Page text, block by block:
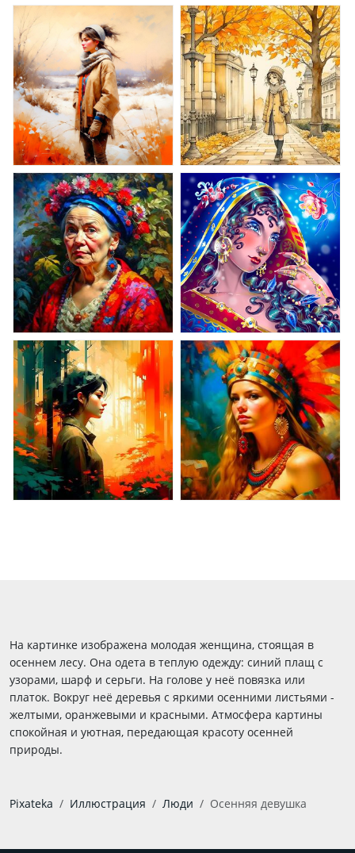
На картинке изображена молодая женщина, стоящая в
осеннем лесу. Она одета в теплую одежду: синий плащ с
узорами, шарф и серьги. На голове у неё повязка или
платок. Вокруг неё деревья с яркими осенними листьями -
желтыми, оранжевыми и красными. Атмосфера картины
спокойная и уютная, передающая красоту осенней
природы.
Pixateka Иллюстрация Люди Осенняя девушка